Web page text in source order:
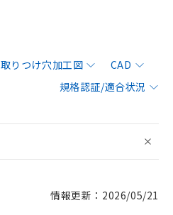
取りつけ穴加工図
CAD
規格認証/適合状況
情報更新：2026/05/21